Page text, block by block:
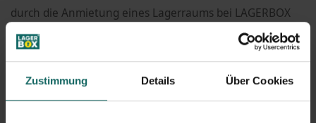
Zustimmung Details Über Cookies
durch die Anmietung eines Lagerraums bei LAGERBOX
eine bequeme, flexible und kostengünstige Lösung. Man
kann bereits Wochen vor dem Umzug ein Selfstorage -
Lagerraum mieten und in aller Ruhe die perfekten
Möbel für die neue Wohnung aussuchen und Diese dann